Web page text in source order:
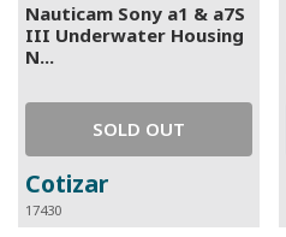
Nauticam Sony a1 & a7S
III Underwater Housing
N...
SOLD OUT
Cotizar
17430